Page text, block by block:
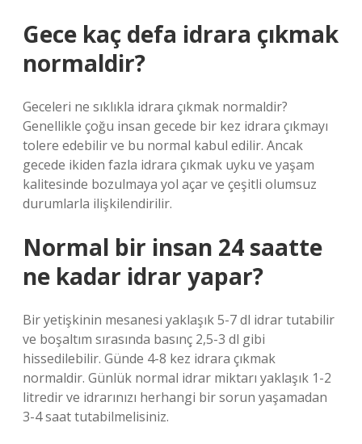
Gece kaç defa idrara çıkmak
normaldir?
Geceleri ne sıklıkla idrara çıkmak normaldir?
Genellikle çoğu insan gecede bir kez idrara çıkmayı
tolere edebilir ve bu normal kabul edilir. Ancak
gecede ikiden fazla idrara çıkmak uyku ve yaşam
kalitesinde bozulmaya yol açar ve çeşitli olumsuz
durumlarla ilişkilendirilir.
Normal bir insan 24 saatte
ne kadar idrar yapar?
Bir yetişkinin mesanesi yaklaşık 5-7 dl idrar tutabilir
ve boşaltım sırasında basınç 2,5-3 dl gibi
hissedilebilir. Günde 4-8 kez idrara çıkmak
normaldir. Günlük normal idrar miktarı yaklaşık 1-2
litredir ve idrarınızı herhangi bir sorun yaşamadan
3-4 saat tutabilmelisiniz.